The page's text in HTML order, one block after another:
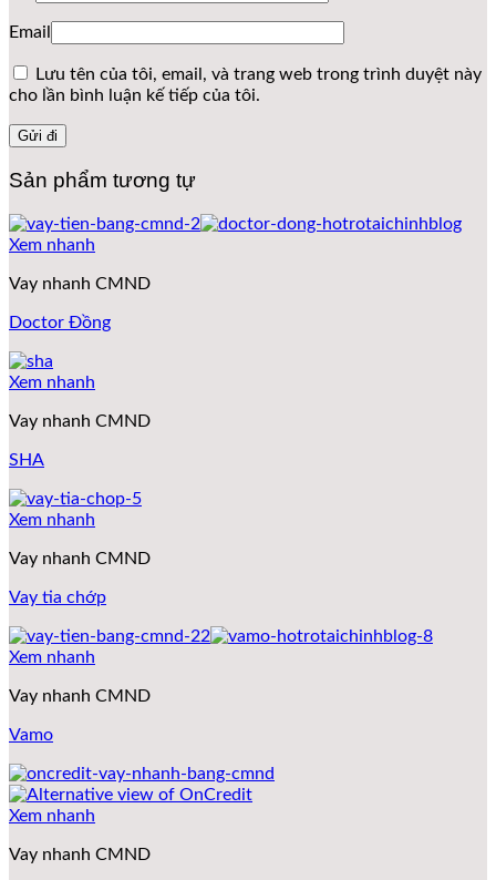
Email
Lưu tên của tôi, email, và trang web trong trình duyệt này
cho lần bình luận kế tiếp của tôi.
Sản phẩm tương tự
Xem nhanh
Vay nhanh CMND
Doctor Đồng
Xem nhanh
Vay nhanh CMND
SHA
Xem nhanh
Vay nhanh CMND
Vay tia chớp
Xem nhanh
Vay nhanh CMND
Vamo
Xem nhanh
Vay nhanh CMND